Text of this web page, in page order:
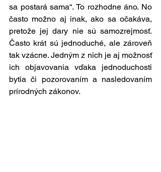
sa postará sama“. To rozhodne áno. No
často možno aj inak, ako sa očakáva,
pretože jej dary nie sú samozrejmosť.
Často krát sú jednoduché, ale zároveň
tak vzácne. Jedným z nich je aj možnosť
ich objavovania vďaka jednoduchosti
bytia či pozorovaním a nasledovaním
prírodných zákonov.